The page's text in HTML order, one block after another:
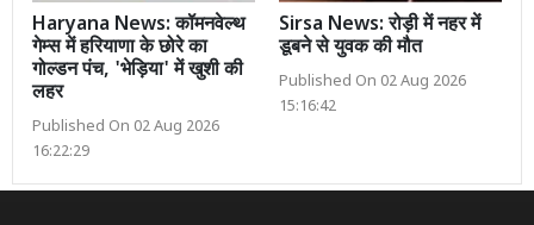
Haryana News: कॉमनवेल्थ
गेम्स में हरियाणा के छोरे का
गोल्डन पंच, 'भेड़िया' में खुशी की
लहर
Published On 02 Aug 2026
16:22:29
Sirsa News: रोड़ी में नहर में
डूबने से युवक की मौत
Published On 02 Aug 2026
15:16:42